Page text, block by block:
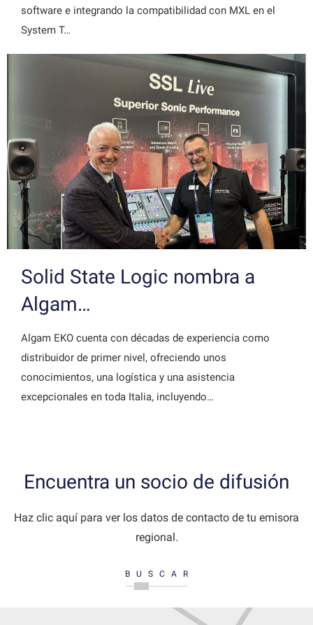
software e integrando la compatibilidad con MXL en el
System T…
Solid State Logic nombra a
Algam…
Algam EKO cuenta con décadas de experiencia como
distribuidor de primer nivel, ofreciendo unos
conocimientos, una logística y una asistencia
excepcionales en toda Italia, incluyendo…
Encuentra un socio de difusión
Haz clic aquí para ver los datos de contacto de tu emisora
regional.
BUSCAR